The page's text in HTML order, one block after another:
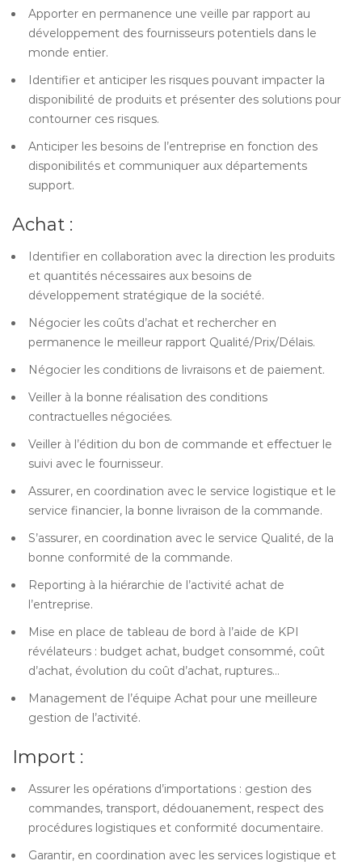
Apporter en permanence une veille par rapport au
développement des fournisseurs potentiels dans le
monde entier.
Identifier et anticiper les risques pouvant impacter la
disponibilité de produits et présenter des solutions pour
contourner ces risques.
Anticiper les besoins de l’entreprise en fonction des
disponibilités et communiquer aux départements
support.
Achat :
Identifier en collaboration avec la direction les produits
et quantités nécessaires aux besoins de
développement stratégique de la société.
Négocier les coûts d’achat et rechercher en
permanence le meilleur rapport Qualité/Prix/Délais.
Négocier les conditions de livraisons et de paiement.
Veiller à la bonne réalisation des conditions
contractuelles négociées.
Veiller à l’édition du bon de commande et effectuer le
suivi avec le fournisseur.
Assurer, en coordination avec le service logistique et le
service financier, la bonne livraison de la commande.
S’assurer, en coordination avec le service Qualité, de la
bonne conformité de la commande.
Reporting à la hiérarchie de l’activité achat de
l’entreprise.
Mise en place de tableau de bord à l’aide de KPI
révélateurs : budget achat, budget consommé, coût
d’achat, évolution du coût d’achat, ruptures…
Management de l’équipe Achat pour une meilleure
gestion de l’activité.
Import :
Assurer les opérations d’importations : gestion des
commandes, transport, dédouanement, respect des
procédures logistiques et conformité documentaire.
Garantir, en coordination avec les services logistique et